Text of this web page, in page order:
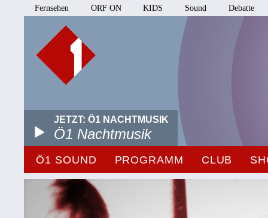
Fernsehen ORF ON KIDS Sound Debatte
JETZT: Ö1 NACHTMUSIK
Ö1 Nachtmusik
Ö1 SOUND PROGRAMM CLUB